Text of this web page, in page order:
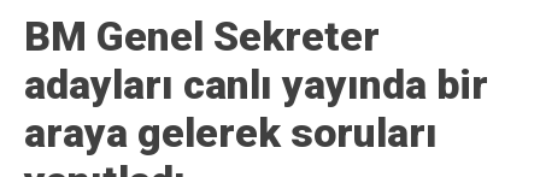
BM Genel Sekreter
adayları canlı yayında bir
araya gelerek soruları